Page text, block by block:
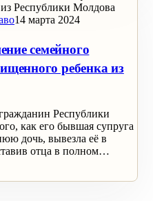
14 марта 2024
семейного
ребенка из
Республики
как его бывшая супруга
дочь, вывезла её в
отца в полном…